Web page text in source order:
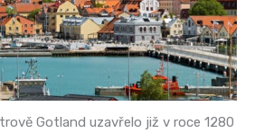
Gotland uzavřelo již v roce 1280